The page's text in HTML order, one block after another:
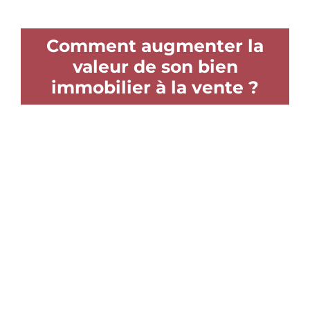
Comment augmenter la
valeur de son bien
immobilier à la vente ?